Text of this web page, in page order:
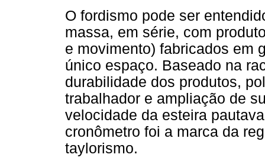
O fordismo pode ser
massa, em série, com
e movimento) fabricados em
único espaço. Baseado na
durabilidade dos produtos,
trabalhador e ampliação de
velocidade da esteira
cronômetro foi a marca da
taylorismo.